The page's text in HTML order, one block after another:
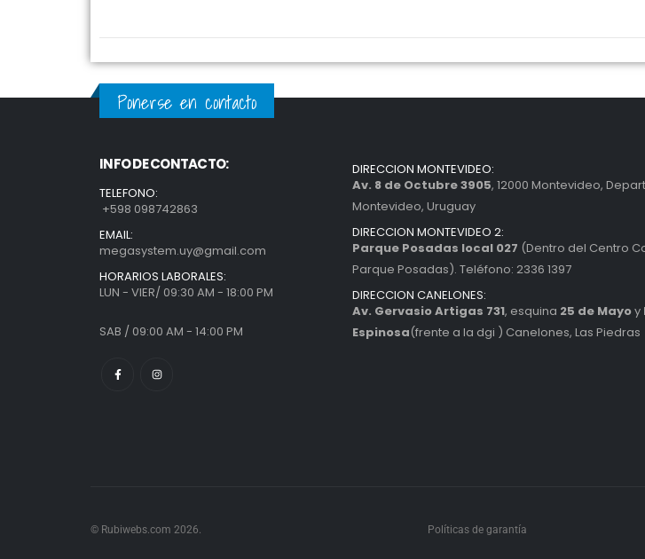
Ponerse en contacto
INFO DE CONTACTO:
TELEFONO:
+598 098742863
EMAIL:
megasystem.uy@gmail.com
HORARIOS LABORALES:
LUN - VIER/ 09:30 AM - 18:00 PM
SAB / 09:00 AM - 14:00 PM
DIRECCION MONTEVIDEO:
Av. 8 de Octubre 3905, 12000 Montevideo,
Montevideo, Uruguay
DIRECCION MONTEVIDEO 2:
Parque Posadas local 027 (Dentro del Centro
Parque Posadas). Teléfono: 2336 1397
DIRECCION CANELONES:
Av. Gervasio Artigas 731, esquina 25 de Mayoy
Espinosa(frente a la dgi ) Canelones, Las Piedras
© Rubiwebs.com 2026. Políticas de garantía